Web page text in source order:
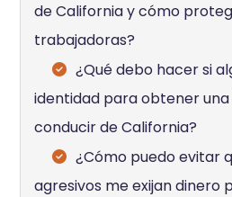
de California y cómo
trabajadoras?
¿Qué debo hacer si
identidad para obtener
conducir de California?
¿Cómo puedo evitar
agresivos me exijan dinero